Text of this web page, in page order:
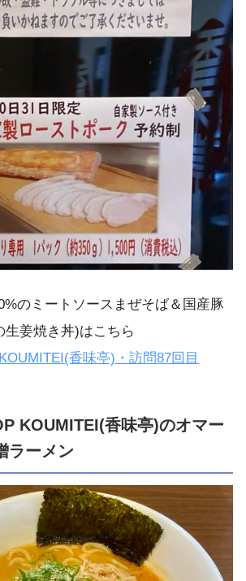
のミートソースまぜそば＆国産豚
生姜焼き丼)はこちら
香味亭)・訪問87回目
KOUMITEI(香味亭)のオマー
ラーメン